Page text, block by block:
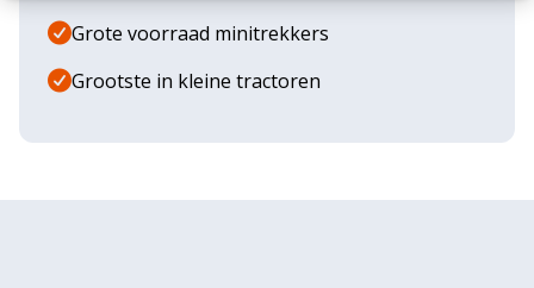
Grote voorraad minitrekkers
Grootste in kleine tractoren